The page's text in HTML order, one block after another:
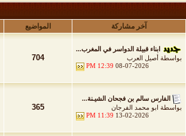
آخر مشاركة المواضيع
ابناء قبيلة الدواسر في المغرب...
بواسطة أصيل العرب
08-07-2026
12:39 PM
704
الفارس سالم بن فجحان الشيـنة...
بواسطة ابو محمد الفرجان
13-02-2026
11:39 PM
365